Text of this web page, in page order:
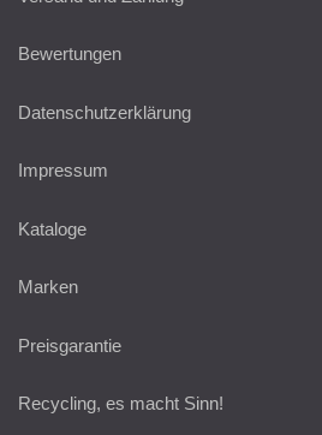
Bewertungen
Datenschutzerklärung
Impressum
Kataloge
Marken
Preisgarantie
Recycling, es macht Sinn!